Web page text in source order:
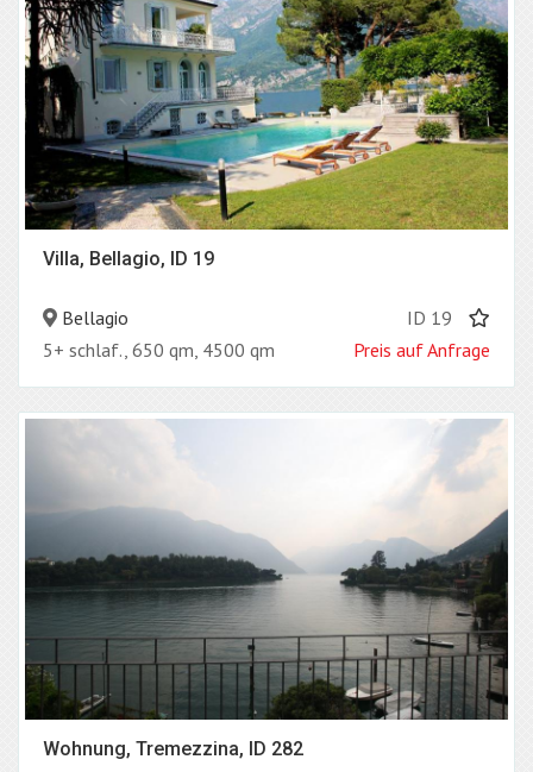
Villa, Bellagio, ID 19
Bellagio
ID 19
5+ schlaf., 650 qm, 4500 qm
Preis auf Anfrage
Wohnung, Tremezzina, ID 282